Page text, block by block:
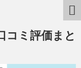
コミ評価まと